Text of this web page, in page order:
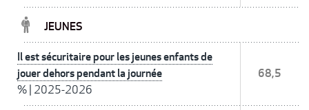
JEUNES
Il est sécuritaire pour les jeunes enfants de
jouer dehors pendant la journée
% 2025-2026
68,5